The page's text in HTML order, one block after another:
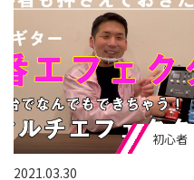
2021.03.30
おすすめ
初心者